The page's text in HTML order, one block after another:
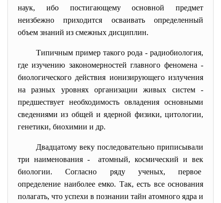
наук, ибо постигающему основной предмет
неизбежно приходится осваивать определенный
объем знаний из смежных дисциплин.
Типичным пример такого рода - радиобиология,
где изучению закономерностей главного феномена -
биологического действия ионизирующего излучения
на разных уровнях организации живых систем -
предшествует необходимость овладения основными
сведениями из общей и ядерной физики, цитологии,
генетики, биохимии и др.
Двадцатому веку последовательно приписывали
три наименования - атомный, космический и век
биологии.
Согласно ряду ученых, первое
определение наиболее емко. Так, есть все основания
полагать, что успехи в познании тайн атомного ядра и